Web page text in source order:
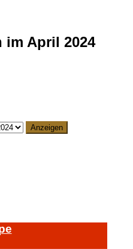
im April 2024